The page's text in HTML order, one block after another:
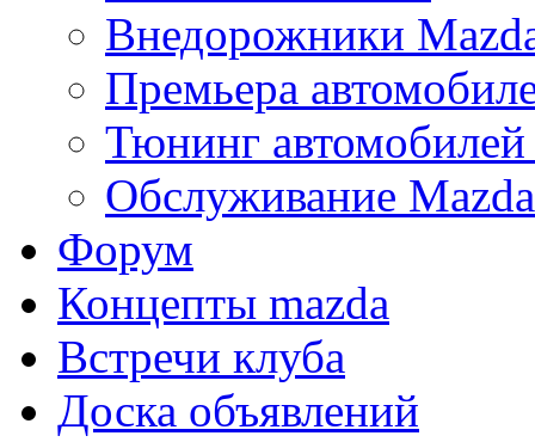
Внедорожники
Премьера
Тюнинг
Обслуживание Mazda
Форум
Концепты mazda
Встречи клуба
Доска объявлений